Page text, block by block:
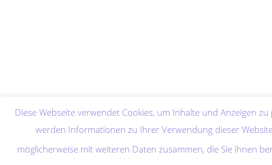
Copyright 2026 - MiGGabi
Diese Webseite verwendet Cookies, um Inhalte und Anzeigen
werden Informationen zu Ihrer Verwendung dieser
möglicherweise mit weiteren Daten zusammen, die Sie ihnen